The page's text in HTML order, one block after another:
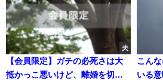
夫
【会員限定】ガチの必死さは大
抵かっこ悪いけど、離婚を切り
こん
いる